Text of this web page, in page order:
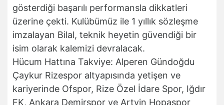
gösterdiği başarılı performansla dikkatleri
üzerine çekti. Kulübümüz ile 1 yıllık sözleşme
imzalayan Bilal, teknik heyetin güvendiği bir
isim olarak kalemizi devralacak.
Hücum Hattına Takviye: Alperen Gündoğdu
Çaykur Rizespor altyapısında yetişen ve
kariyerinde Ofspor, Rize Özel İdare Spor, Iğdır
FK, Ankara Demirspor ve Artvin Hopaspor